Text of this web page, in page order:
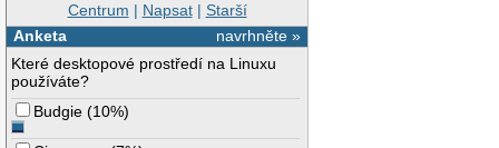
Centrum | Napsat| Starší
navrhněte »
Anketa
Které desktopové prostředí na Linuxu
používáte?
Budgie (10%)